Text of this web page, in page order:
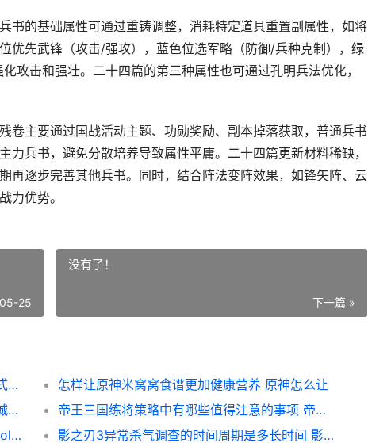
书的基础属性可通过重铸调整，消耗特定道具重置副属性，如将
优先武锋（攻击/强攻），蓝色位选军略（防御/兵种克制），绿
攻击和强壮。二十四篇的第三种属性也可通过孔明兵法优化，
卷主要通过国战活动主题、功勋奖励、副本掉落获取，普通兵书
兵书，避免分散培养导致属性平庸。二十四篇更新材料稀缺，
再逐步完善其他兵书。同时，结合阵法变阵效果，如锋矢阵、云
力优势。
25
没有了！
下一篇 »
该如何改变攻城掠地六韬兵书的属性 攻城模式怎么切换
怎样让原神米窝窝食谱更加健康营养 原神怎么让
帝王三国城池策略有哪些必要流程 帝王三国城池战功如何成长
帝王三国练将策略中有哪些值得注意的事项 帝王三国什么将领值得练
新人玩lol手机游戏应该选择哪个英雄 新手玩lol手游
影之刃3异常杀气调查的时间周期是多长时间 影之刃3江湖事件调查异常杀气